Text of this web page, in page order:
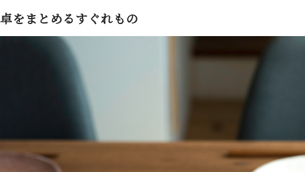
をまとめるすぐれもの